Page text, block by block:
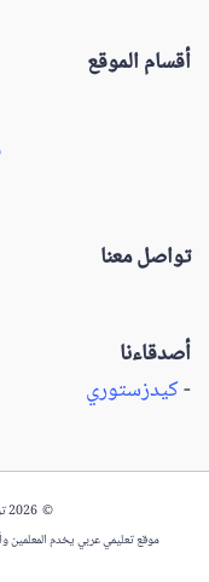
أقسام الموقع
تواصل معنا
أصدقاءنا
-كيدزستوري
© 2026 تربية دوت كوم – جميع الحقوق محفوظة.
موقع تعليمي عربي يخدم المعلمين